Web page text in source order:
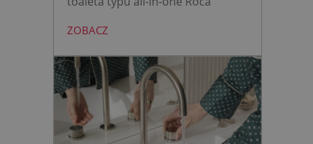
montażu stelaża podtynkowego.
Zyskujesz do 20 cm przestrzeni w
łazience i o 15% cichsze
spłukiwanie dzięki technologii
opartej na efekcie Venturiego.
Idealne rozwiązanie do szybkich
remontów bez kucia ścian.
ZOBACZ